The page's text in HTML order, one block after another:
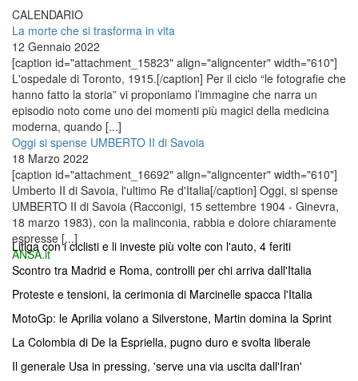
CALENDARIO
La morte che si trasforma in vita
12 Gennaio 2022
[caption id="attachment_15823" align="aligncenter" width="610"]
L'ospedale di Toronto, 1915.[/caption] Per il ciclo “le fotografie che
hanno fatto la storia” vi proponiamo l’immagine che narra un
episodio noto come uno dei momenti più magici della medicina
moderna, quando [...]
Oggi si spense UMBERTO II di Savoia
18 Marzo 2022
[caption id="attachment_16692" align="aligncenter" width="610"]
Umberto II di Savoia, l'ultimo Re d'Italia[/caption] Oggi, si spense
UMBERTO II di Savoia (Racconigi, 15 settembre 1904 - Ginevra,
18 marzo 1983), con la malinconia, rabbia e dolore chiaramente
espresse [...]
ANSA.it
Litiga con i ciclisti e li investe più volte con l'auto, 4 feriti
Scontro tra Madrid e Roma, controlli per chi arriva dall'Italia
Proteste e tensioni, la cerimonia di Marcinelle spacca l'Italia
MotoGp: le Aprilia volano a Silverstone, Martin domina la Sprint
La Colombia di De la Espriella, pugno duro e svolta liberale
Il generale Usa in pressing, 'serve una via uscita dall'Iran'